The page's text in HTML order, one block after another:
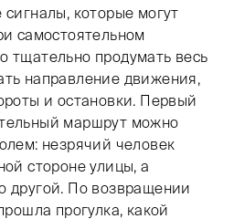
которые могут
самостоятельном
тщательно продумать весь
направление движения,
и остановки. Первый
маршрут можно
незрячий человек
стороне улицы, а
другой. По возвращении
прогулка, какой